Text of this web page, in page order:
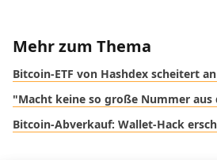
Mehr zum Thema
Bitcoin-ETF von Hashdex scheitert
"Macht keine so große Nummer aus
Bitcoin-Abverkauf: Wallet-Hack